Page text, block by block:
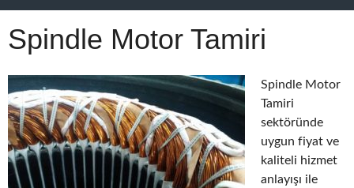
Spindle Motor Tamiri
Spindle Motor
Tamiri
sektöründe
uygun fiyat ve
kaliteli hizmet
anlayışı ile